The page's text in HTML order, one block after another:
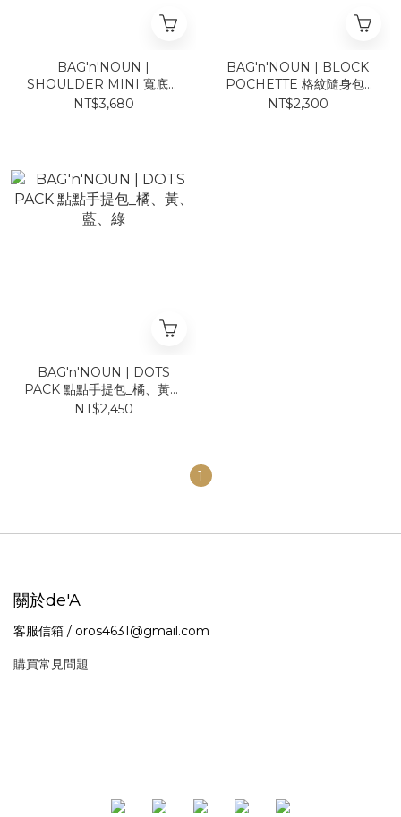
BAG'n'NOUN |
SHOULDER MINI 寬底隨
身包_黃、藍、卡其
NT$3,680
BAG'n'NOUN | BLOCK
POCHETTE 格紋隨身包_
灰、藍
NT$2,300
BAG'n'NOUN | DOTS
PACK 點點手提包_橘、黃、
藍、綠
NT$2,450
1
關於de'A
客服信箱 / oros4631@gmail.com
購買常見問題